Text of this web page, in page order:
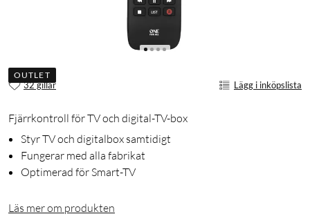
OUTLET
32 gillar Lägg i inköpslista
Fjärrkontroll för TV och digital-TV-box
Styr TV och digitalbox samtidigt
Fungerar med alla fabrikat
Optimerad för Smart-TV
Läs mer om produkten